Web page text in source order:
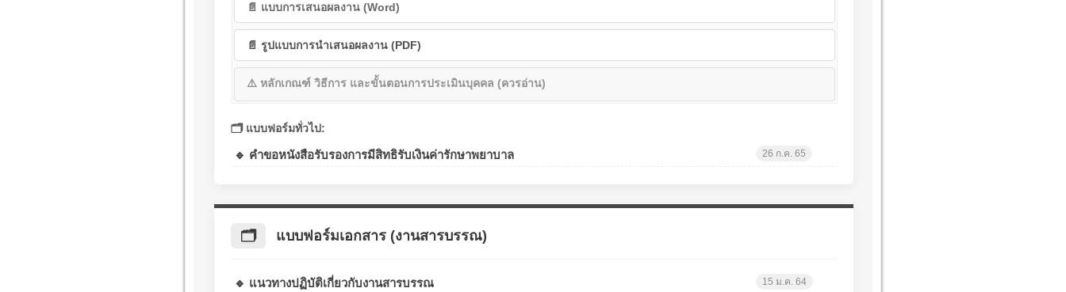
📄 แบบการเสนอผลงาน (Word)
📄 รูปแบบการนำเสนอผลงาน (PDF)
⚠️ หลักเกณฑ์ วิธีการ และขั้นตอนการประเมินบุคคล (ควรอ่าน)
🗂️ แบบฟอร์มทั่วไป:
🔹 คำขอหนังสือรับรองการมีสิทธิรับเงินค่ารักษาพยาบาล 26 ก.ค. 65
🗂️ แบบฟอร์มเอกสาร (งานสารบรรณ)
🔹 แนวทางปฏิบัติเกี่ยวกับงานสารบรรณ 15 ม.ค. 64